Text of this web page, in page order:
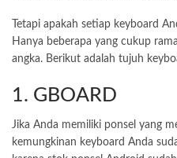
Tetapi apakah setiap keyboard
Hanya beberapa yang cukup
angka. Berikut adalah tujuh
1. GBOARD
Jika Anda memiliki ponsel yang
kemungkinan keyboard Anda